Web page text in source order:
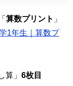
算数プリント 」
1年生｜算数プ
算」6枚目